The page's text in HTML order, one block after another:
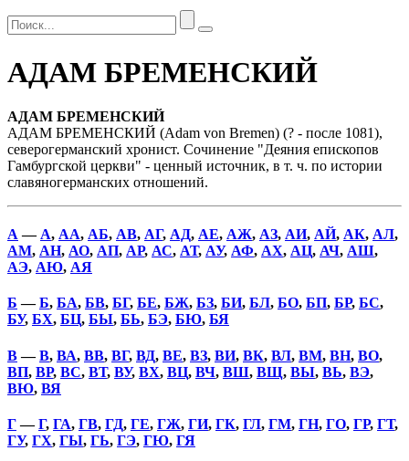
АДАМ БРЕМЕНСКИЙ
АДАМ БРЕМЕНСКИЙ
АДАМ БРЕМЕНСКИЙ (Adam von Bremen) (? - после 1081),
северогерманский хронист. Сочинение "Деяния епископов
Гамбургской церкви" - ценный источник, в т. ч. по истории
славяногерманских отношений.
А — А, АА, АБ, АВ, АГ, АД, АЕ, АЖ, АЗ, АИ, АЙ, АК, АЛ,
АМ, АН, АО, АП, АР, АС, АТ, АУ, АФ, АХ, АЦ, АЧ, АШ,
АЭ, АЮ, АЯ
Б —Б, БА, БВ, БГ, БЕ, БЖ, БЗ, БИ, БЛ, БО, БП, БР, БС,
БУ, БХ, БЦ, БЫ, БЬ, БЭ, БЮ, БЯ
В—В, ВА, ВВ, ВГ, ВД, ВЕ, ВЗ, ВИ, ВК, ВЛ, ВМ, ВН, ВО,
ВП, ВР, ВС, ВТ, ВУ, ВХ, ВЦ, ВЧ, ВШ, ВЩ, ВЫ, ВЬ, ВЭ,
ВЮ, ВЯ
Г—Г, ГА, ГВ, ГД, ГЕ, ГЖ, ГИ, ГК, ГЛ, ГМ, ГН, ГО, ГР, ГТ,
ГУ, ГХ, ГЫ, ГЬ, ГЭ, ГЮ, ГЯ